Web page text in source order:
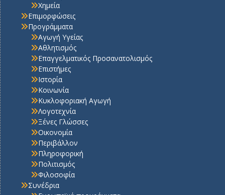
Χημεία
Επιμορφώσεις
Προγράμματα
Αγωγή Υγείας
Αθλητισμός
Επαγγελματικός Προσανατολισμός
Επιστήμες
Ιστορία
Κοινωνία
Κυκλοφοριακή Αγωγή
Λογοτεχνία
Ξένες Γλώσσες
Οικονομία
Περιβάλλον
Πληροφορική
Πολιτισμός
Φιλοσοφία
Συνέδρια